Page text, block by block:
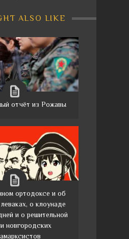
ALSO LIKE
отчёт из Рожавы
ортодоксе и об
о клоунаде
и о решительной
новгородских